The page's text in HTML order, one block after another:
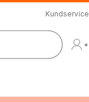
Kundservice